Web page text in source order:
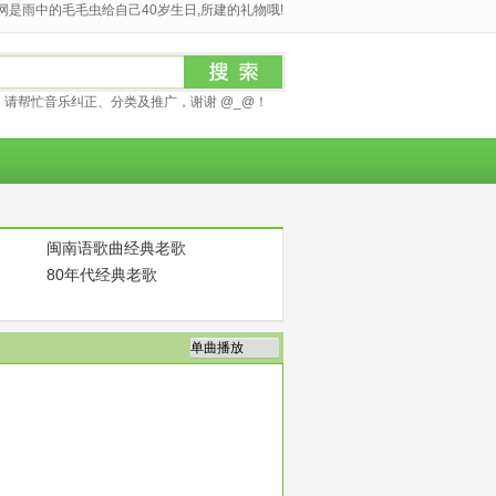
是雨中的毛毛虫给自己40岁生日,所建的礼物哦!
帮忙音乐纠正、分类及推广，谢谢 @_@！
闽南语歌曲经典老歌
80年代经典老歌